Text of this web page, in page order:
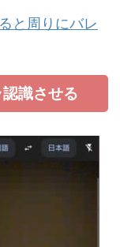
と周りにバレ
識させる